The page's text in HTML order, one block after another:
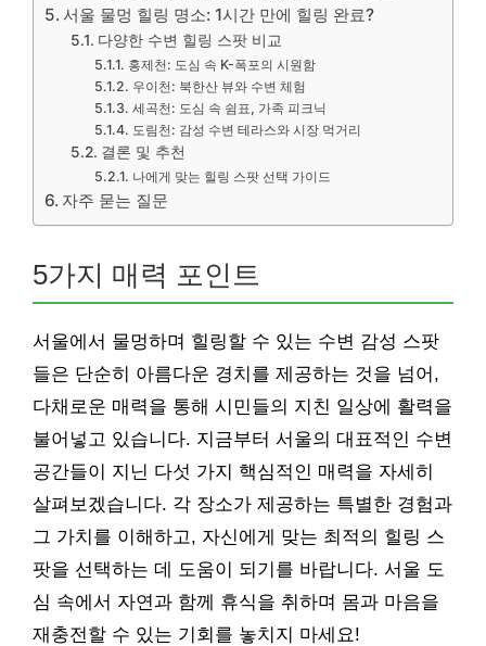
서울 물멍 힐링 명소: 1시간 만에 힐링 완료?
다양한 수변 힐링 스팟 비교
홍제천: 도심 속 K-폭포의 시원함
우이천: 북한산 뷰와 수변 체험
세곡천: 도심 속 쉼표, 가족 피크닉
도림천: 감성 수변 테라스와 시장 먹거리
결론 및 추천
나에게 맞는 힐링 스팟 선택 가이드
자주 묻는 질문
5가지 매력 포인트
서울에서 물멍하며 힐링할 수 있는 수변 감성 스팟
들은 단순히 아름다운 경치를 제공하는 것을 넘어,
다채로운 매력을 통해 시민들의 지친 일상에 활력을
불어넣고 있습니다. 지금부터 서울의 대표적인 수변
공간들이 지닌 다섯 가지 핵심적인 매력을 자세히
살펴보겠습니다. 각 장소가 제공하는 특별한 경험과
그 가치를 이해하고, 자신에게 맞는 최적의 힐링 스
팟을 선택하는 데 도움이 되기를 바랍니다. 서울 도
심 속에서 자연과 함께 휴식을 취하며 몸과 마음을
재충전할 수 있는 기회를 놓치지 마세요!